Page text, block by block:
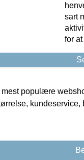
sart
for
populære